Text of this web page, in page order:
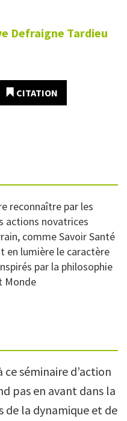
Defraigne Tardieu
CITATION
reconnaître par les
actions novatrices
comme Savoir Santé
en lumière le caractère
par la philosophie
Monde
séminaire d’action
pas en avant dans la
de la dynamique et de